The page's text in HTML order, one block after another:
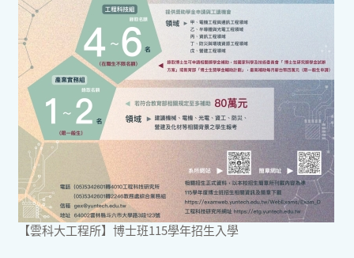
【雲科大工程所】博士班115學年招生入學